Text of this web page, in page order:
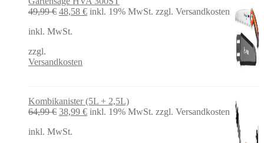
49,99€ Ursprünglicher
war:
48,58 €Aktueller
inkl. 19% MwSt. zzgl. Versandkosten
inkl. MwSt.
zzgl.
Versandkosten
Kombikanister (5L + 2,5L)
64,99€ Ursprünglicher
war:
38,99 €Aktueller
inkl. 19% MwSt. zzgl. Versandkosten
inkl. MwSt.